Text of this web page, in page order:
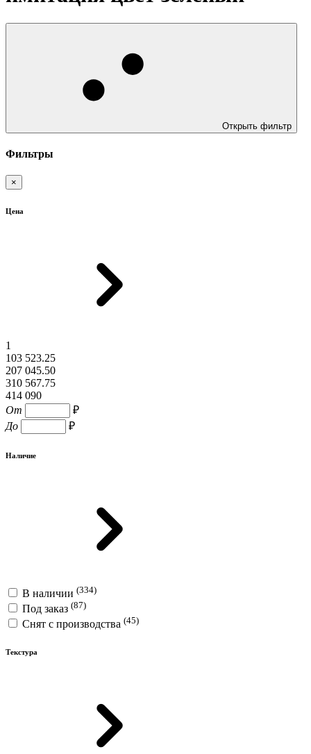
Открыть фильтр
Фильтры
×
Цена
1
103 523.25
207 045.50
310 567.75
414 090
От
₽
До
₽
Наличие
В наличии (334)
Под заказ (87)
Снят с производства (45)
Текстура